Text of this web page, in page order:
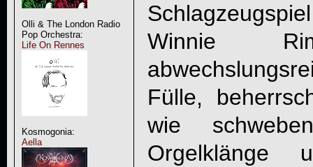
Olli & The London Radio
Pop Orchestra:
Life On Rennes
Kosmogonia:
Aella
Winnie
Fülle,
wie